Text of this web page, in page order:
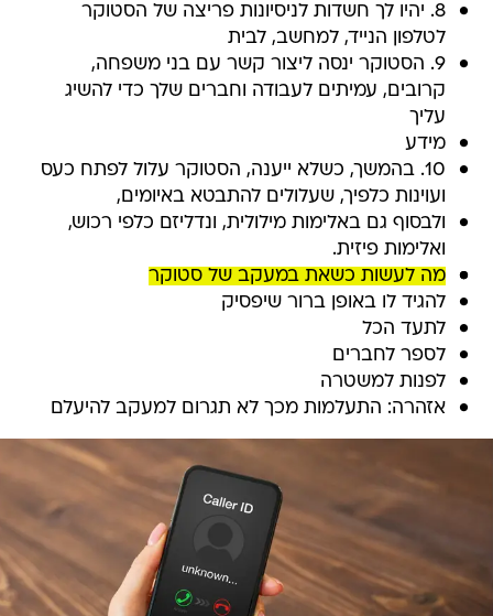
8. יהיו לך חשדות לניסיונות פריצה של הסטוקר
לטלפון הנייד, למחשב, לבית
9. הסטוקר ינסה ליצור קשר עם בני משפחה,
קרובים, עמיתים לעבודה וחברים שלך כדי להשיג
עליך
מידע
10. בהמשך, כשלא ייענה, הסטוקר עלול לפתח כעס
ועוינות כלפיך, שעלולים להתבטא באיומים,
ולבסוף גם באלימות מילולית, ונדליזם כלפי רכוש,
ואלימות פיזית.
מה לעשות כשאת במעקב של סטוקר
להגיד לו באופן ברור שיפסיק
לתעד הכל
לספר לחברים
לפנות למשטרה
אזהרה: התעלמות מכך לא תגרום למעקב להיעלם